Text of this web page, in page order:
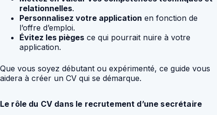
relationnelles.
Personnalisez votre application en fonction de
l’offre d’emploi.
Évitez les pièges ce qui pourrait nuire à votre
application.
Que vous soyez débutant ou expérimenté, ce guide vous
aidera à créer un CV qui se démarque.
Le rôle du CV dans le recrutement d’une secrétaire